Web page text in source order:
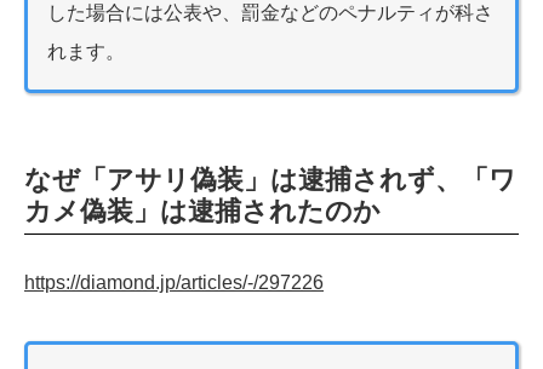
した場合には公表や、罰金などのペナルティが科さ
れます。
なぜ「アサリ偽装」は逮捕されず、「ワ
カメ偽装」は逮捕されたのか
https://diamond.jp/articles/-/297226